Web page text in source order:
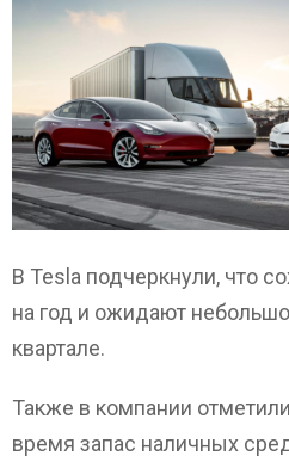
В Tesla подчеркнули, что
на год и ожидают
квартале.
Также в компании
время запас наличных